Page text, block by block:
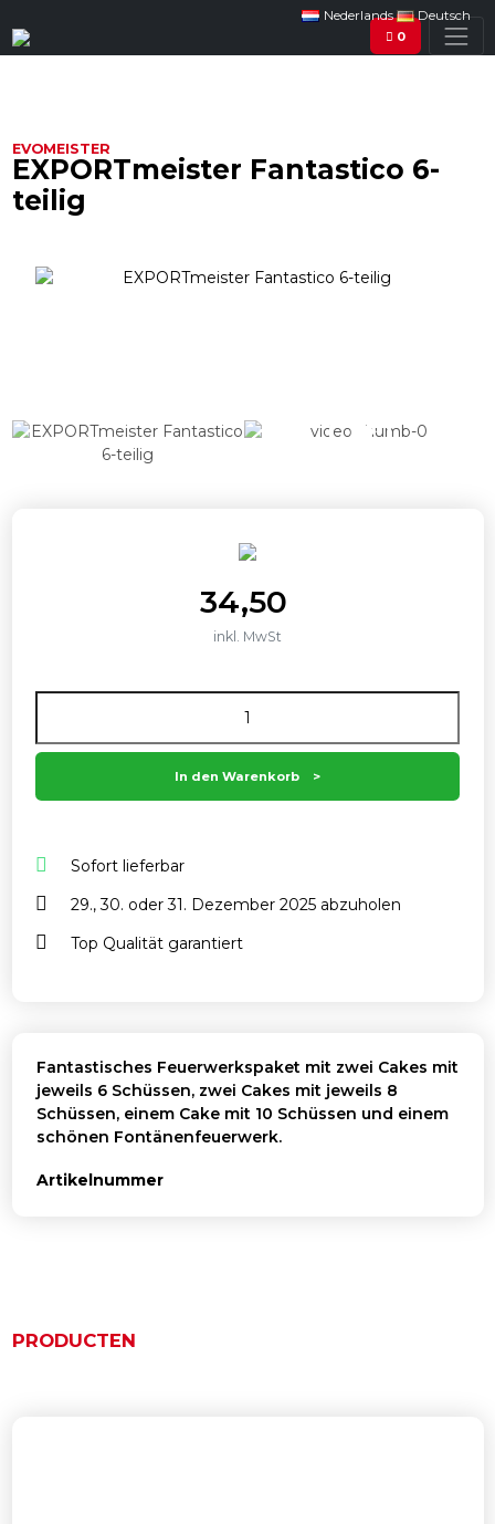
Nederlands
Deutsch
0
EVOMEISTER
EXPORTmeister Fantastico 6-
teilig
34,50
inkl. MwSt
In den Warenkorb
Sofort lieferbar
29., 30. oder 31. Dezember 2025 abzuholen
Top Qualität garantiert
Fantastisches Feuerwerkspaket mit zwei Cakes mit
jeweils 6 Schüssen, zwei Cakes mit jeweils 8
Schüssen, einem Cake mit 10 Schüssen und einem
schönen Fontänenfeuerwerk.
Artikelnummer
PRODUCTEN